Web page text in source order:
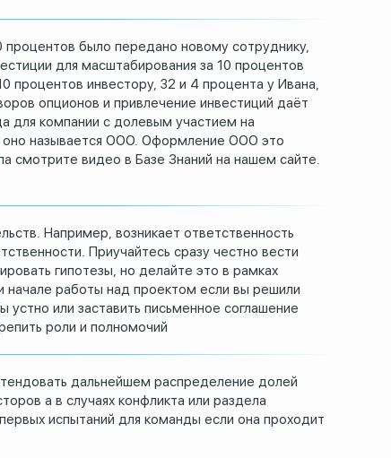
процентов было передано новому сотруднику,
для масштабирования за 10 процентов
процентов инвестору, 32 и 4 процента у Ивана,
опционов и привлечение инвестиций даёт
для компании с долевым участием на
называется ООО. Оформление ООО это
смотрите видео в Базе Знаний на нашем сайте.
Например, возникает ответственность
Приучайтесь сразу честно вести
гипотезы, но делайте это в рамках
начале работы над проектом если вы решили
устно или заставить письменное соглашение
роли и полномочий
дальнейшем распределение долей
а в случаях конфликта или раздела
испытаний для команды если она проходит